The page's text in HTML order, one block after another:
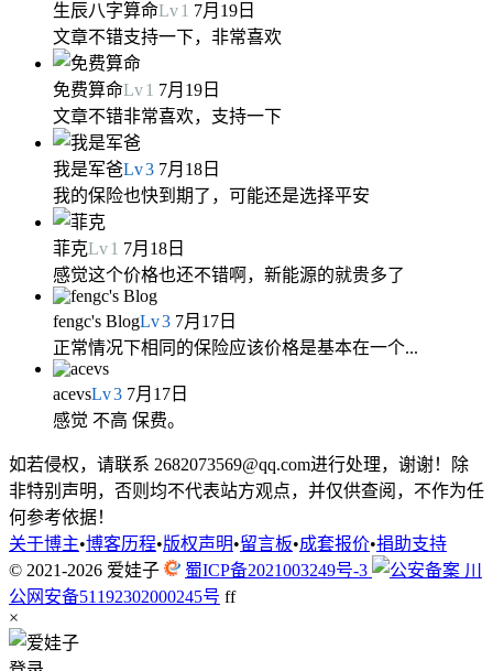
生辰八字算命Lv1 7月19日
文章不错支持一下，非常喜欢
免费算命Lv1 7月19日
文章不错非常喜欢，支持一下
我是军爸Lv3 7月18日
我的保险也快到期了，可能还是选择平安
菲克Lv1 7月18日
感觉这个价格也还不错啊，新能源的就贵多了
fengc's BlogLv3 7月17日
正常情况下相同的保险应该价格是基本在一个...
acevsLv3 7月17日
感觉 不高 保费。
如若侵权，请联系 2682073569@qq.com进行处理，谢谢！除
非特别声明，否则均不代表站方观点，并仅供查阅，不作为任
何参考依据！
关于博主•博客历程•版权声明•留言板•成套报价•捐助支持
© 2021-2026 爱娃子 蜀ICP备2021003249号-3
川
公网安备51192302000245号 ff
×